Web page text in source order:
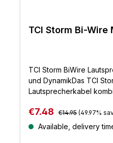
TCI Storm Bi-Wire
TCI Storm BiWire
und DynamikDas TCI
Lautsprecherkabel
versilberten
und die
Sale price:
€7.48 Regular price:
€14.95 (49.97%
Available, delivery